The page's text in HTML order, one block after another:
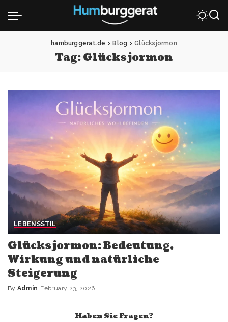
hamburggerat.de > Blog >Glücksjormon
Tag:Glücksjormon
LEBENSSTIL
Glücksjormon: Bedeutung,
Wirkung und natürliche
Steigerung
Posted
By Admin February 23, 2026
Haben Sie Fragen?